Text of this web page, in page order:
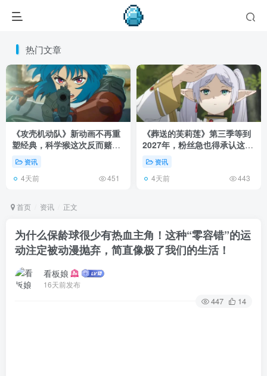
热门文章
《攻壳机动队》新动画不再重
塑经典，科学猴这次反而赌对
了！资讯
4天前 451
《葬送的芙莉莲》第三季等到
2027年，粉丝急也得承认这次
慢得有道理！
资讯
4天前 443
首页 资讯 正文
为什么保龄球很少有热血主角！这种“零容错”的运
动注定被动漫抛弃，简直像极了我们的生活！
看板娘
16天前发布
447 14